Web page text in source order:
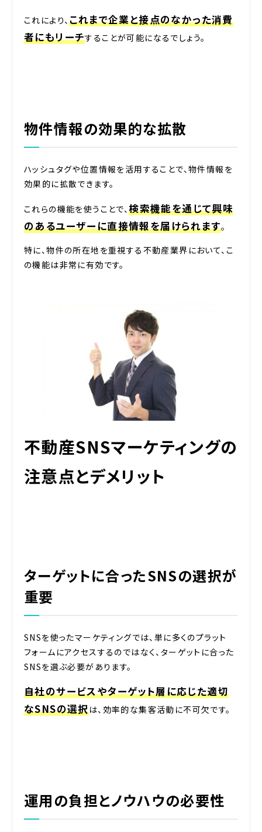
これにより、これまで企業と接点のなかった消費
者にもリーチすることが可能になるでしょう。
物件情報の効果的な拡散
ハッシュタグや位置情報を活用することで、物件情報を
効果的に拡散できます。
これらの機能を使うことで、検索機能を通じて興味
のあるユーザーに直接情報を届けられます。
特に、物件の所在地を重視する不動産業界において、こ
の機能は非常に有効です。
不動産SNSマーケティングの
注意点とデメリット
ターゲットに合ったSNSの選択が
重要
SNSを使ったマーケティングでは、単に多くのプラット
フォームにアクセスするのではなく、ターゲットに合った
SNSを選ぶ必要があります。
自社のサービスやターゲット層に応じた適切
なSNSの選択は、効率的な集客活動に不可欠です。
運用の負担とノウハウの必要性